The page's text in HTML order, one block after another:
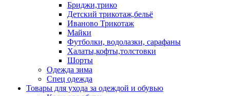
Бриджи,трико
Детский трикотаж,бельё
Иваново Трикотаж
Майки
Футболки, водолазки, сарафаны
Халаты,кофты,толстовки
Шорты
Одежда зима
Спец одежда
Товары для ухода за одеждой и обувью